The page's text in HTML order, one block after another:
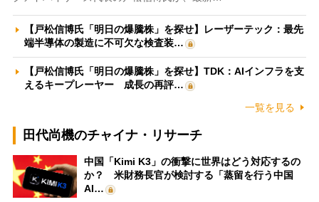
【戸松信博氏「明日の爆騰株」を探せ】レーザーテック：最先
端半導体の製造に不可欠な検査装…
【戸松信博氏「明日の爆騰株」を探せ】TDK：AIインフラを支
えるキープレーヤー 成長の再評…
一覧を見る
田代尚機のチャイナ・リサーチ
中国「Kimi K3」の衝撃に世界はどう対応するの
か？ 米財務長官が検討する「蒸留を行う中国
AI…